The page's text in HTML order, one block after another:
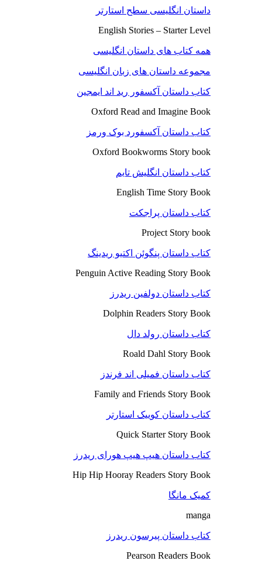
داستان انگلیسی سطح استارتر
English Stories – Starter Level
همه کتاب های داستان انگلیسی
مجموعه داستان های زبان انگلیسی
کتاب داستان آکسفور رید اند ایمجین
Oxford Read and Imagine Book
کتاب داستان آکسفورد بوک ورمز
Oxford Bookworms Story book
کتاب داستان انگلیش تایم
English Time Story Book
کتاب داستان پراجکت
Project Story book
کتاب داستان پنگوئن اکتیو ریدینگ
Penguin Active Reading Story Book
کتاب داستان دولفین ریدرز
Dolphin Readers Story Book
کتاب داستان رولد دال
Roald Dahl Story Book
کتاب داستان فمیلی اند فرندز
Family and Friends Story Book
کتاب داستان کوییک استارتر
Quick Starter Story Book
کتاب داستان هیپ هیپ هورای ریدرز
Hip Hip Hooray Readers Story Book
کمیک مانگا
manga
کتاب داستان پیرسون ریدرز
Pearson Readers Book